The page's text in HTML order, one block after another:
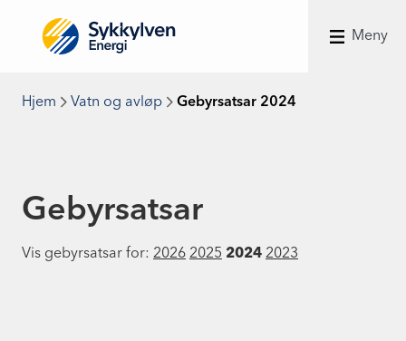
Meny
Hjem Vatn og avløp Gebyrsatsar 2024
Gebyrsatsar
Vis gebyrsatsar for: 2026 2025 2024 2023